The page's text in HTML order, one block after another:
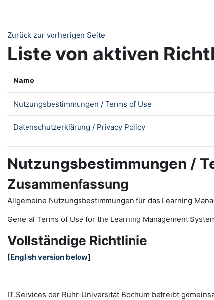
Zurück zur vorherigen Seite
Liste von aktiven
Name
Nutzungsbestimmungen / Terms of Use
Datenschutzerklärung / Privacy Policy
Nutzungsbestimmungen /
Zusammenfassung
Allgemeine Nutzungsbestimmungen für das Learning
General Terms of Use for the Learning Management S
Vollständige Richtlinie
[English version below]
IT.Services der Ruhr-Universität Bochum betreibt